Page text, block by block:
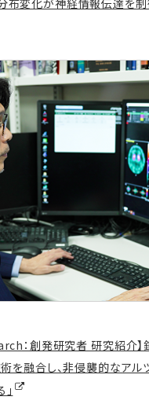
：創発研究者 研究紹介】
を融合し、非侵襲的なアル